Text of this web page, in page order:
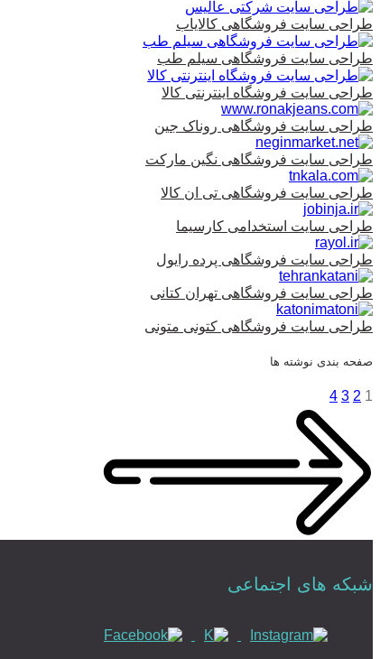
طراحی سایت فروشگاهی کالایاب
طراحی سایت فروشگاهی سیلم طب
طراحی سایت فروشگاه اینترنتی کالا
طراحی سایت فروشگاهی روناک جین
طراحی سایت فروشگاهی نگین مارکت
طراحی سایت فروشگاهی تی ان کالا
طراحی سایت استخدامی کارسیما
طراحی سایت فروشگاهی پرده رایول
طراحی سایت فروشگاهی تهران کتانی
طراحی سایت فروشگاهی کتونی متونی
صفحه بندی نوشته ها
1
2
3
4
شبکه های اجتماعی